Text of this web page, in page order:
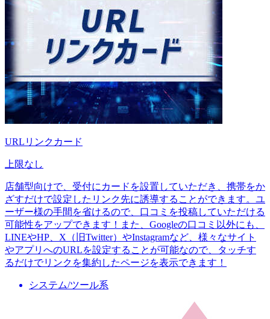
URLリンクカード
上限なし
店舗型向けで、受付にカードを設置していただき、携帯をか
ざすだけで設定したリンク先に誘導することができます。ユ
ーザー様の手間を省けるので、口コミを投稿していただける
可能性をアップできます！また、Googleの口コミ以外にも、
LINEやHP、X（旧Twitter）やInstagramなど、様々なサイト
やアプリへのURLを設定することが可能なので、タッチす
るだけでリンクを集約したページを表示できます！
システム/ツール系